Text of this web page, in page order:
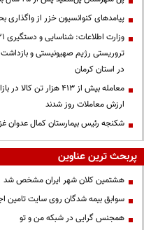
پیامدهای کنوانسیون خزر از واگذاری
در استان کرمان
معامله بیش از ۴۱۳
ارزش معاملات روز شدند
شکنجه رئیس بیمارستان کمال عدوان
پربحث ترین عناوین
هشتمین کلان شهر ایران مشخص شد
سوابق بیمه شدگان روی سایت تامین
همجنس گرایی در شبکه من و تو